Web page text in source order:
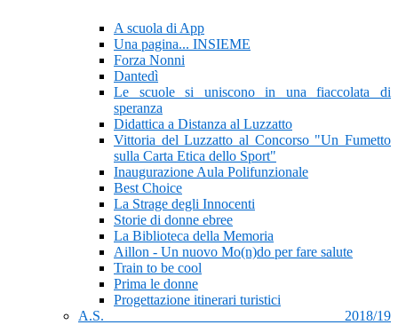
A scuola di App
Una pagina... INSIEME
Forza Nonni
Dantedì
Le scuole si uniscono in una fiaccolata di
speranza
Didattica a Distanza al Luzzatto
Vittoria del Luzzatto al Concorso "Un Fumetto
sulla Carta Etica dello Sport"
Inaugurazione Aula Polifunzionale
Best Choice
La Strage degli Innocenti
Storie di donne ebree
La Biblioteca della Memoria
Aillon - Un nuovo Mo(n)do per fare salute
Train to be cool
Prima le donne
Progettazione itinerari turistici
A.S. 2018/19